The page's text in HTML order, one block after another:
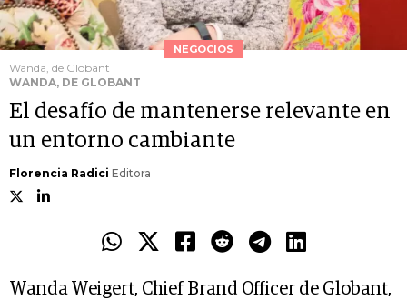
NEGOCIOS
Wanda, de Globant
WANDA, DE GLOBANT
El desafío de mantenerse relevante en
un entorno cambiante
Florencia Radici Editora
Wanda Weigert, Chief Brand Officer de Globant,